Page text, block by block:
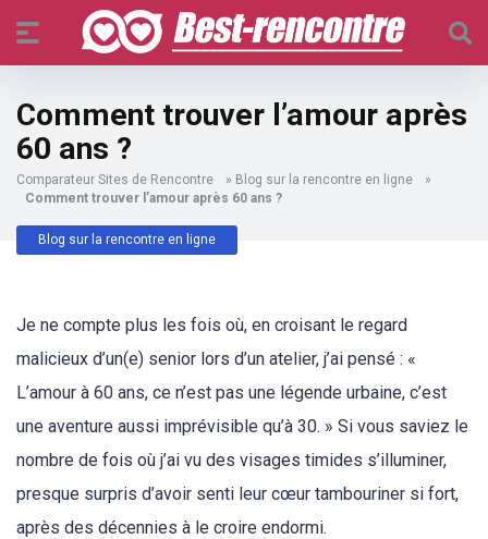
Comment trouver l’amour après
60 ans ?
Comparateur Sites de Rencontre » Blog sur la rencontre en ligne
»
Comment trouver l’amour après 60 ans ?
Blog sur la rencontre en ligne
Je ne compte plus les fois où, en croisant le regard
malicieux d’un(e) senior lors d’un atelier, j’ai pensé : «
L’amour à 60 ans, ce n’est pas une légende urbaine, c’est
une aventure aussi imprévisible qu’à 30. » Si vous saviez le
nombre de fois où j’ai vu des visages timides s’illuminer,
presque surpris d’avoir senti leur cœur tambouriner si fort,
après des décennies à le croire endormi.